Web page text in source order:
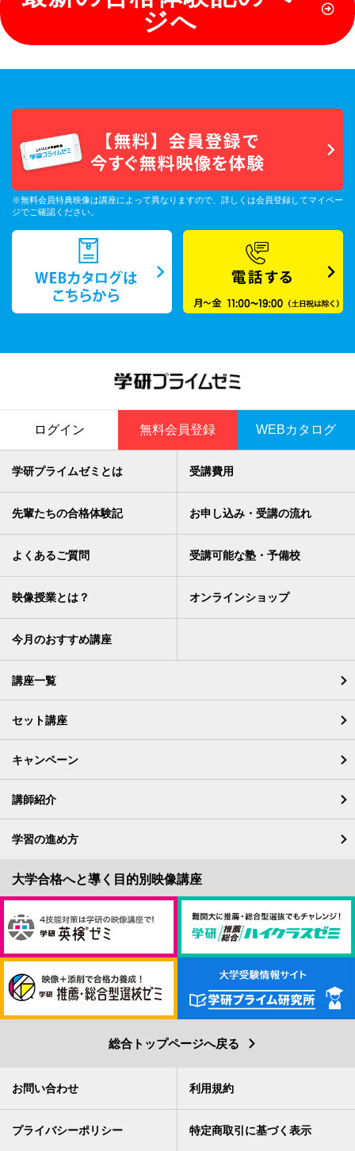
ジへ
※無料会員特典映像は講座によって異なりますので、詳しくは会員登録してマイペー
ジでご確認ください。
WEBカタログ
無料会員登録
ログイン
学研プライムゼミとは 受講費用
先輩たちの合格体験記 お申し込み・受講の流れ
よくあるご質問 受講可能な塾・予備校
映像授業とは？ オンラインショップ
今月のおすすめ講座
講座一覧
セット講座
キャンペーン
講師紹介
学習の進め方
総合トップページへ戻る
お問い合わせ 利用規約
プライバシーポリシー 特定商取引に基づく表示